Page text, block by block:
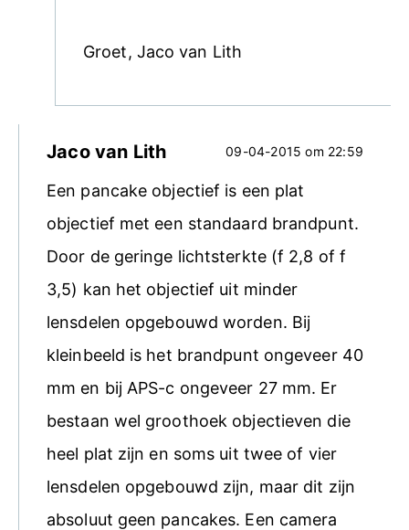
Groet, Jaco van Lith
Jaco van Lith 09-04-2015 om 22:59
Een pancake objectief is een plat
objectief met een standaard brandpunt.
Door de geringe lichtsterkte (f 2,8 of f
3,5) kan het objectief uit minder
lensdelen opgebouwd worden. Bij
kleinbeeld is het brandpunt ongeveer 40
mm en bij APS-c ongeveer 27 mm. Er
bestaan wel groothoek objectieven die
heel plat zijn en soms uit twee of vier
lensdelen opgebouwd zijn, maar dit zijn
absoluut geen pancakes. Een camera